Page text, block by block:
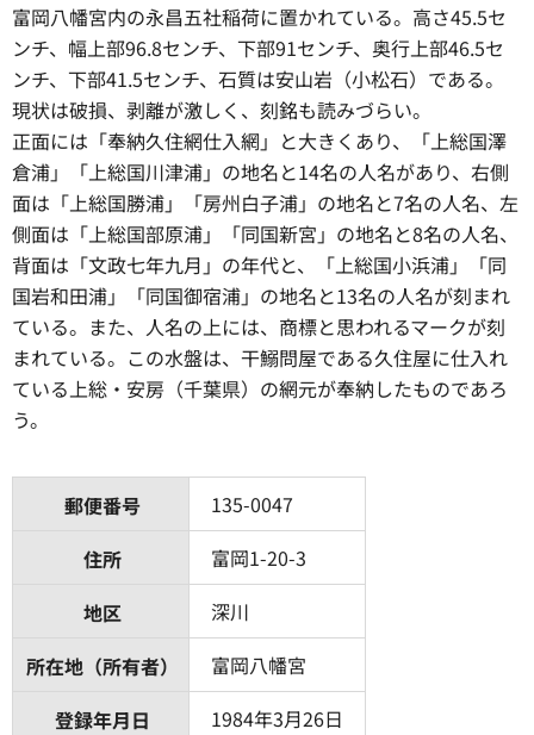
富岡八幡宮内の永昌五社稲荷に置かれている。高さ45.5セ
ンチ、幅上部96.8センチ、下部91センチ、奥行上部46.5セ
ンチ、下部41.5センチ、石質は安山岩（小松石）である。
現状は破損、剥離が激しく、刻銘も読みづらい。
正面には「奉納久住網仕入網」と大きくあり、「上総国澤
倉浦」「上総国川津浦」の地名と14名の人名があり、右側
面は「上総国勝浦」「房州白子浦」の地名と7名の人名、左
側面は「上総国部原浦」「同国新宮」の地名と8名の人名、
背面は「文政七年九月」の年代と、「上総国小浜浦」「同
国岩和田浦」「同国御宿浦」の地名と13名の人名が刻まれ
ている。また、人名の上には、商標と思われるマークが刻
まれている。この水盤は、干鰯問屋である久住屋に仕入れ
ている上総・安房（千葉県）の網元が奉納したものであろ
う。
郵便番号
135-0047
住所
富岡1-20-3
地区
深川
所在地（所有者）
富岡八幡宮
登録年月日
1984年3月26日